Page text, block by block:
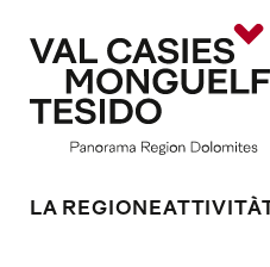
LA REGIONEATTIVITÀ